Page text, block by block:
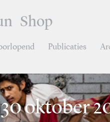
Shop
Publicaties
oktober